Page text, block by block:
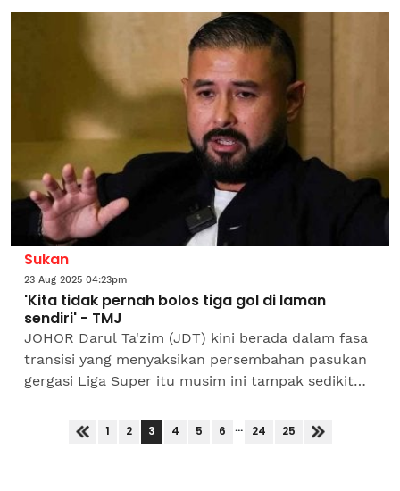
0.Musim lalu, Spurs...
Sukan
23 Aug 2025 04:23pm
'Kita tidak pernah bolos tiga gol di laman
sendiri' - TMJ
JOHOR Darul Ta'zim (JDT) kini berada dalam fasa
transisi yang menyaksikan persembahan pasukan
gergasi Liga Super itu musim ini tampak sedikit
1 2 3 4 5 6 ... 24 25